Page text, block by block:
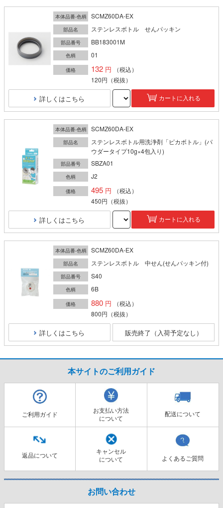
本体品番-色柄 SCMZ60DA-EX
部品名 ステンレスボトル せんパッキン
部品番号 BB183001M
色柄 01
価格 132
（税込）
120円 （税抜）
詳しくはこちら カートに入れる
本体品番-色柄 SCMZ60DA-EX
部品名
ステンレスボトル用洗浄剤「ピカボトル」(パ
ウダータイプ10g×4包入り)
部品番号 SBZA01
色柄 J2
価格 495
（税込）
450円 （税抜）
詳しくはこちら カートに入れる
本体品番-色柄 SCMZ60DA-EX
部品名 ステンレスボトル 中せん(せんパッキン付)
部品番号 S40
色柄 6B
価格 880
（税込）
800円 （税抜）
詳しくはこちら 販売終了（入荷予定なし）
本サイトのご利用ガイド
ご利用ガイド
お支払い方法
について
配送について
返品について
キャンセル
について
よくあるご質問
お問い合わせ